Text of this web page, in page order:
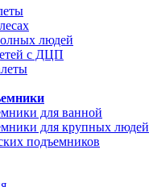
людей
с ДЦП
для ванной
для крупных людей
подъемников